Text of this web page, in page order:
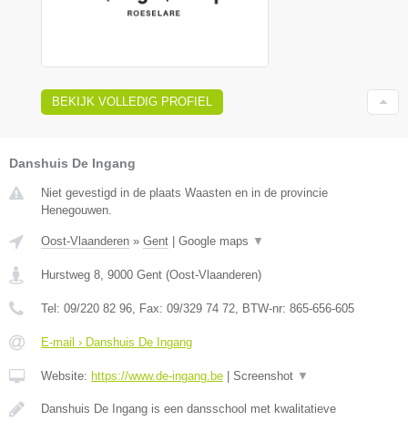
BEKIJK VOLLEDIG PROFIEL
Danshuis De Ingang
Niet gevestigd in de plaats Waasten en in de provincie
Henegouwen.
Oost-Vlaanderen » Gent Google maps ▼
Hurstweg 8 9000 Gent (Oost-Vlaanderen)
Tel: 09/220 82 96 , Fax: 09/329 74 72 , BTW-nr: 865-656-605
E-mail › Danshuis De Ingang
Website: https://www.de-ingang.be Screenshot ▼
Danshuis De Ingang is een dansschool met kwalitatieve